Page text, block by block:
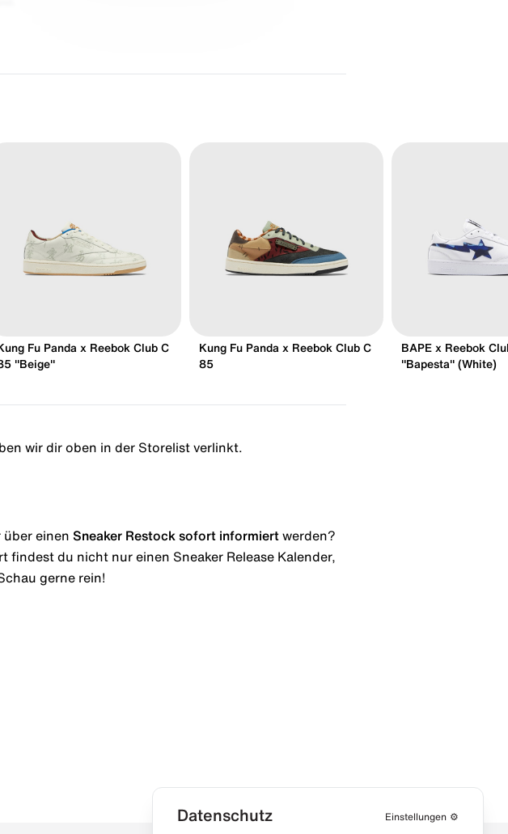
Fu Panda x Reebok Club C
"Beige"
Kung Fu Panda x Reebok Club C
85
BAPE x Reebok
"Bapesta" (White)
wir dir oben in der Storelist verlinkt.
über einen Sneaker Restock sofort informiert werden?
findest du nicht nur einen Sneaker Release Kalender,
gerne rein!
Datenschutz Einstellungen ⚙️